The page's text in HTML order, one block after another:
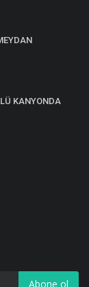
KANYONDA
Abone ol